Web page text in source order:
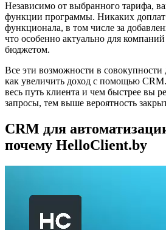
Независимо от выбранного тарифа,
функции программы. Никаких доплат
функционала, в том числе за
что особенно актуально для
бюджетом.
Все эти возможности в совокупности
как увеличить доход с помощью
весь путь клиента и чем быстрее вы
запросы, тем выше вероятность
CRM для
почему HelloClient.by